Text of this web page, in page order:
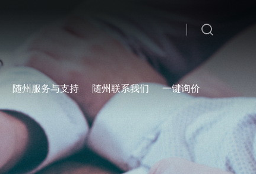
随州服务与支持 随州联系我们 一键询价